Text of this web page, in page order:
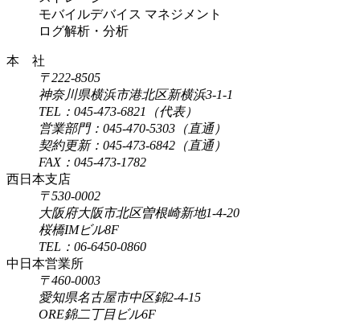
モバイルデバイス マネジメント
ログ解析・分析
本 社
〒222-8505
神奈川県横浜市港北区新横浜3-1-1
TEL：045-473-6821（代表）
営業部門：045-470-5303（直通）
契約更新：045-473-6842（直通）
FAX：045-473-1782
西日本支店
〒530-0002
大阪府大阪市北区曽根崎新地1-4-20
桜橋IMビル8F
TEL：06-6450-0860
中日本営業所
〒460-0003
愛知県名古屋市中区錦2-4-15
ORE錦二丁目ビル6F